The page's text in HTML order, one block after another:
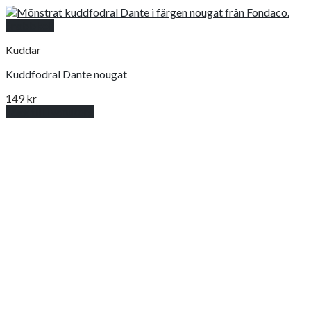
Kuddar
Kuddfodral Dante nougat
149kr